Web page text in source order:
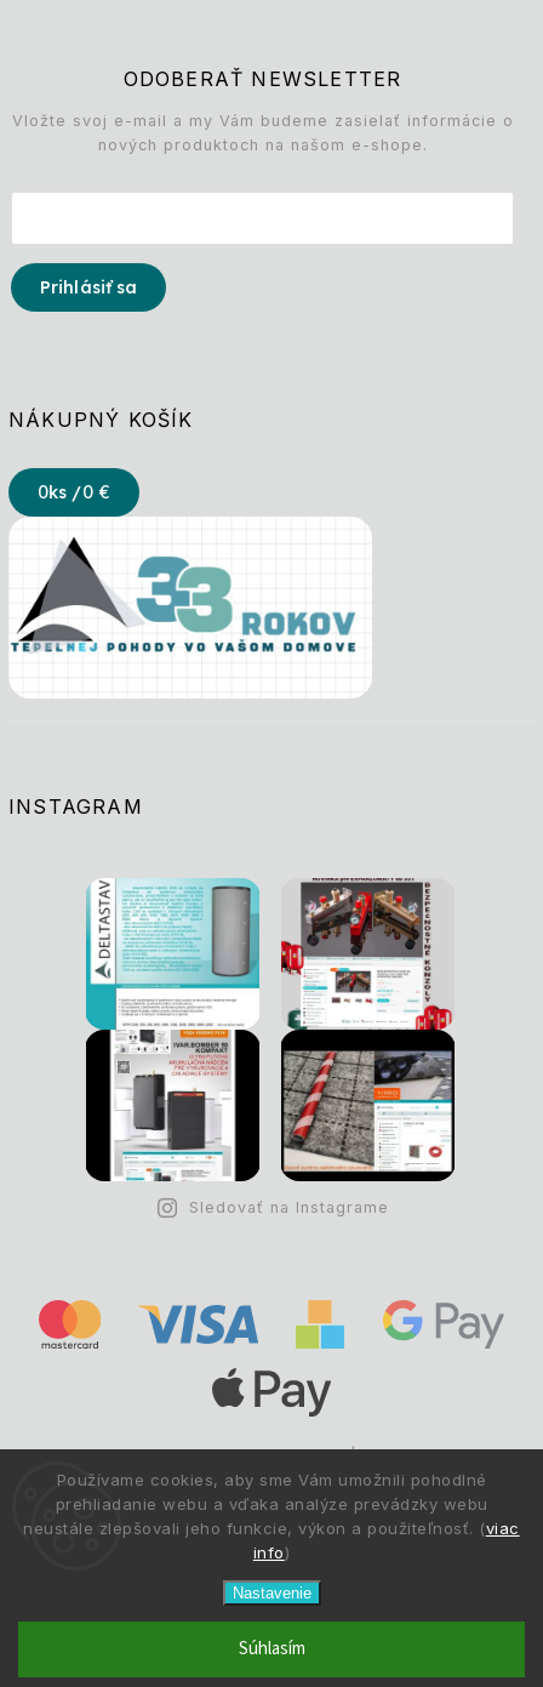
Používame cookies, aby sme Vám umožnili pohodlné
prehliadanie webu a vďaka analýze prevádzky webu
neustále zlepšovali jeho funkcie, výkon a použiteľnosť. (viac
info)
Nastavenie
Súhlasím
ODOBERAŤ NEWSLETTER
Vložte svoj e-mail a my Vám budeme zasielať informácie o
nových produktoch na našom e-shope.
Prihlásiť sa
NÁKUPNÝ KOŠÍK
0ks /0 €
INSTAGRAM
Sledovať na Instagrame
Všetky práva vyhradené.